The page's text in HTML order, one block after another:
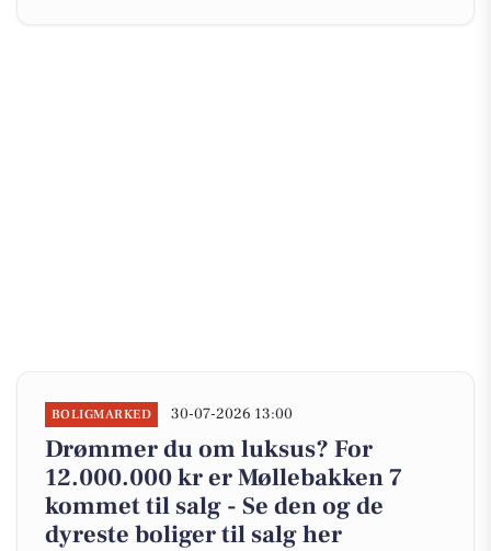
BOLIGMARKED 30-07-2026 13:00
Drømmer du om luksus? For
12.000.000 kr er Møllebakken 7
kommet til salg - Se den og de
dyreste boliger til salg her